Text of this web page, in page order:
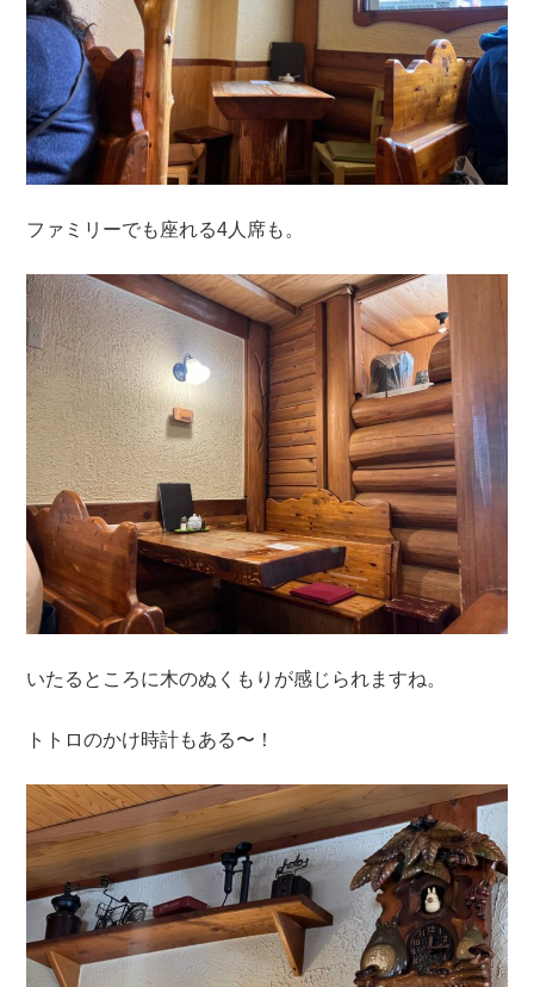
ファミリーでも座れる4人席も。
いたるところに木のぬくもりが感じられますね。
トトロのかけ時計もある〜！